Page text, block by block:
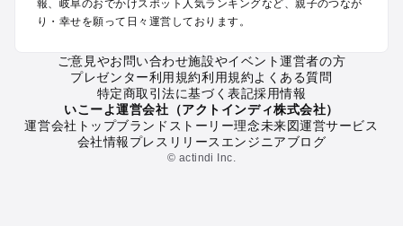
岐阜の遊園地
岐阜の動物園
岐阜のバーベキュー
岐阜の釣り
岐阜の牧場
報、岐阜のおでかけスポット人気ランキングなど、親子のつなが
り・幸せを願って日々運営しております。
ご意見やお問い合わせ施設やイベント運営者の方
プレゼンター利用規約利用規約よくある質問
特定商取引法に基づく表記採用情報
いこーよ運営会社（アクトインディ株式会社）
運営会社トップブランドストーリー理念未来図運営サービス
会社情報プレスリリース エンジニアブログ
© actindi Inc.